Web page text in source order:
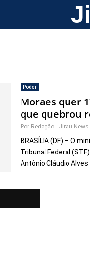
Poder
Moraes quer
que quebrou
Por Redação - Jirau News
BRASÍLIA (DF) – O
Tribunal Federal
Antônio Cláudio Alves